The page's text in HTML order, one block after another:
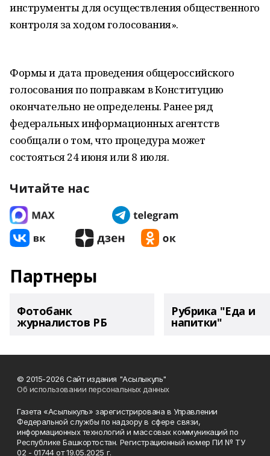
инструменты для осуществления общественного
контроля за ходом голосования».
Формы и дата проведения общероссийского
голосования по поправкам в Конституцию
окончательно не определены. Ранее ряд
федеральных информационных агентств
сообщали о том, что процедура может
состояться 24 июня или 8 июля.
Читайте нас
Партнеры
Фотобанк
журналистов РБ
Рубрика "Еда и
напитки"
© 2015-2026 Сайт издания "Асылыкуль"
Об использовании персональных данных
Газета «Асылыкуль» зарегистрирована в Управлении
Федеральной службы по надзору в сфере связи,
информационных технологий и массовых коммуникаций по
Республике Башкортостан. Регистрационный номер ПИ № ТУ
02 - 01744 от 19.05.2025 г.